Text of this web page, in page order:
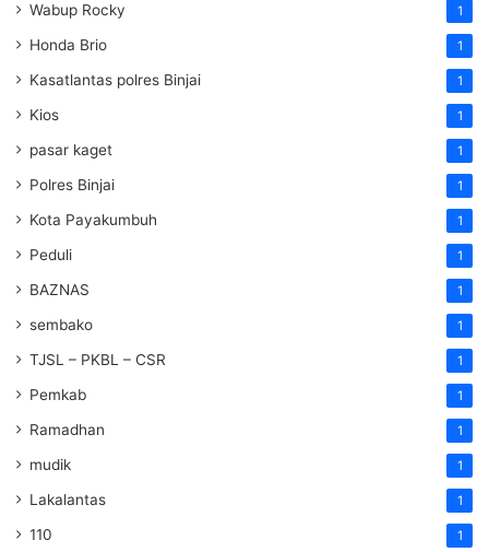
Wabup Rocky 1
Honda Brio 1
Kasatlantas polres Binjai 1
Kios 1
pasar kaget 1
Polres Binjai 1
Kota Payakumbuh 1
Peduli 1
BAZNAS 1
sembako 1
TJSL – PKBL – CSR 1
Pemkab 1
Ramadhan 1
mudik 1
Lakalantas 1
110 1